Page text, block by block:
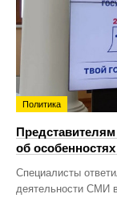
Политика
об
Специалисты
деятельности СМИ